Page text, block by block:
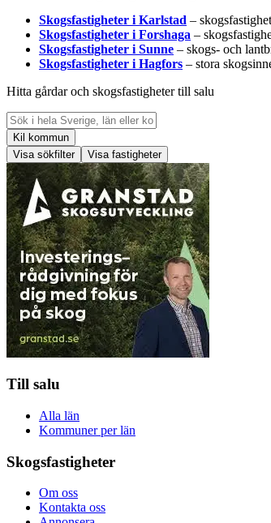
Skogsfastigheter i Karlstad –
Skogsfastigheter i Forshaga –
Skogsfastigheter i Sunne – skogs- och
Skogsfastigheter i Hagfors – stora
Hitta gårdar och skogsfastigheter till salu
Kil kommun
Visa sökfilter
Visa fastigheter
Till salu
Alla län
Kommuner per län
Skogsfastigheter
Om oss
Kontakta oss